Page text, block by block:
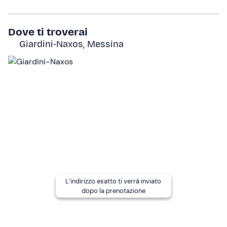
Il tour in barca ha una durata di
A chi è rivolto
tenda parasole e impianto stereo.
cani di piccola tagliasono ammessi a bordo.
Dove ti troverai
Giardini-Naxos, Messina
L’indirizzo esatto ti verrà inviato
dopo la prenotazione